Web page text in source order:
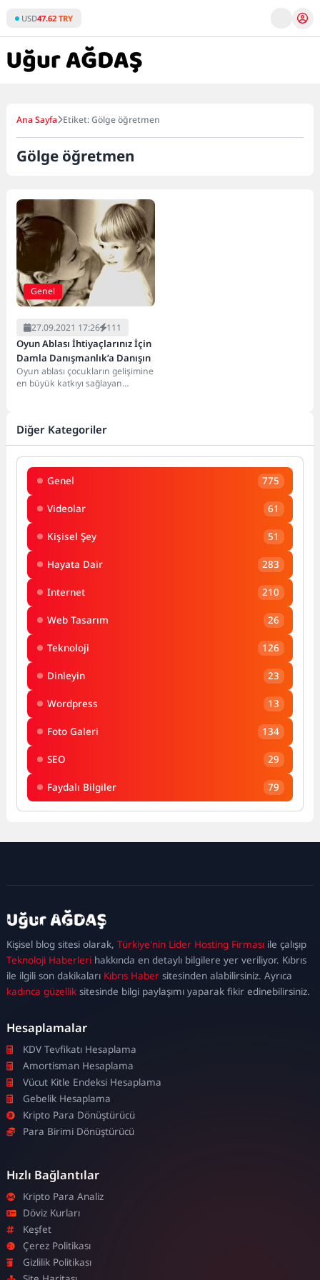
content
USD47.62 TRY
Ana Sayfa Etiket: Gölge öğretmen
Gölge öğretmen
Genel
27.09.2021 17:26 111
Oyun Ablası İhtiyaçlarınız İçin
Damla Danışmanlık’a Danışın
Oyun ablası çocukların gelişimine
en büyük katkıyı sağlayan
Diğer Kategoriler
Genel 775
Videolar 61
Kişisel Şey 51
Hayata Dair 283
Internet 210
Web Tasarım 26
Teknoloji 126
Dinleyin 23
Wordpress 13
Foto Galeri 134
SEO 29
Faydalı Bilgiler 79
Kişisel blog sitesi olarak,Türkiye'nin Lider Hosting Firması ile çalışıp
Teknoloji Haberleri hakkında en detaylı bilgilere yer veriliyor. Kıbrıs
ile ilgili son dakikaları Kıbrıs Haber sitesinden alabilirsiniz. Ayrıca
kadınca güzellik sitesinde bilgi paylaşımı yaparak fikir edinebilirsiniz.
kadıköy
escortmaltepe
escortataşehir
escortümraniye
escort
Hesaplamalar
KDV Tevfikatı Hesaplama
Amortisman Hesaplama
Vücut Kitle Endeksi Hesaplama
Gebelik Hesaplama
Kripto Para Dönüştürücü
Para Birimi Dönüştürücü
Hızlı Bağlantılar
Kripto Para Analiz
Döviz Kurları
Keşfet
Çerez Politikası
Gizlilik Politikası